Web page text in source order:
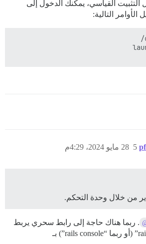
التثبيت القياسي، يمكنك الدخول إلى
28 مايو 2024، 4:29م 5
من خلال وحدة التحكم.
. ربما هناك حاجة إلى رابط سحري يربط